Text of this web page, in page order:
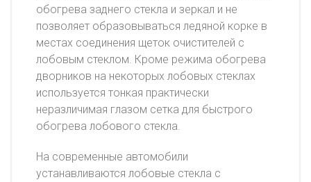
обогрева заднего стекла и зеркал и не
позволяет образовываться ледяной корке в
местах соединения щеток очистителей с
лобовым стеклом. Кроме режима обогрева
дворников на некоторых лобовых стеклах
используется тонкая практически
неразличимая глазом сетка для быстрого
обогрева лобового стекла.
На современные автомобили
устанавливаются лобовые стекла с